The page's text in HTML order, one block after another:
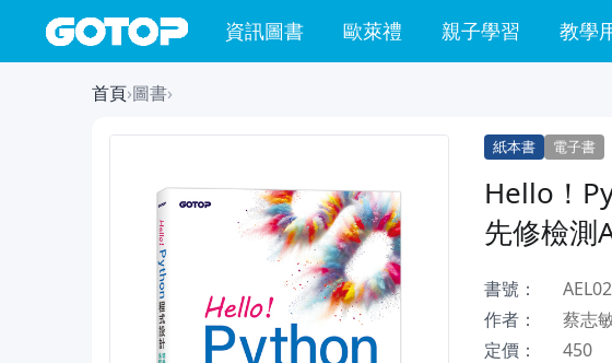
資訊圖書 歐萊禮 親子學習 教學
首頁›圖書›
紙本書 電子書
Hello！
先修檢測
書號：
作者：
蔡志
定價：
450